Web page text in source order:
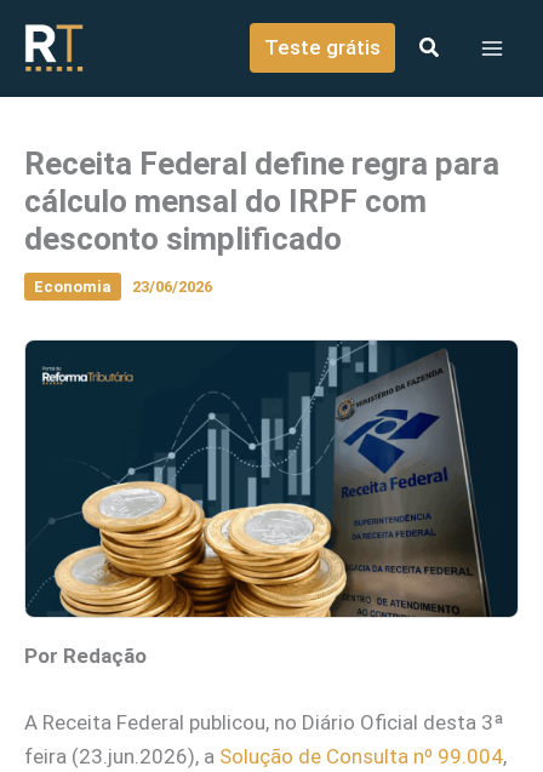
conteúdo
Teste grátis
Receita Federal define regra para
cálculo mensal do IRPF com
desconto simplificado
Economia 23/06/2026
Por Redação
A Receita Federal publicou, no Diário Oficial desta 3ª
feira (23.jun.2026), a Solução de Consulta nº 99.004,